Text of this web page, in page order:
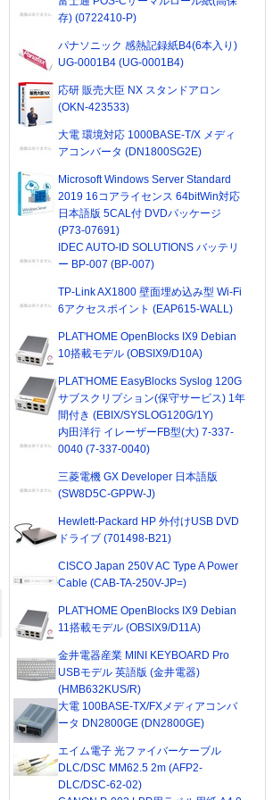
存) (0722410-P)
パナソニック 感熱記録紙B4(6本入り)
UG-0001B4 (UG-0001B4)
応研 販売大臣 NX スタンドアロン
(OKN-423533)
大電 環境対応 1000BASE-T/X メディ
アコンバータ (DN1800SG2E)
Microsoft Windows Server Standard
2019 16コアライセンス 64bitWin対応
日本語版 5CAL付 DVDパッケージ
(P73-07691)
IDEC AUTO-ID SOLUTIONS バッテリ
ー BP-007 (BP-007)
TP-Link AX1800 壁面埋め込み型 Wi-Fi
6アクセスポイント (EAP615-WALL)
PLAT'HOME OpenBlocks IX9 Debian
10搭載モデル (OBSIX9/D10A)
PLAT'HOME EasyBlocks Syslog 120G
サブスクリプション(保守サービス) 1年
間付き (EBIX/SYSLOG120G/1Y)
内田洋行 イレーザーFB型(大) 7-337-
0040 (7-337-0040)
三菱電機 GX Developer 日本語版
(SW8D5C-GPPW-J)
Hewlett-Packard HP 外付けUSB DVD
ドライブ (701498-B21)
CISCO Japan 250V AC Type A Power
Cable (CAB-TA-250V-JP=)
PLAT'HOME OpenBlocks IX9 Debian
11搭載モデル (OBSIX9/D11A)
金井電器産業 MINI KEYBOARD Pro
USBモデル 英語版 (金井電器)
(HMB632KUS/R)
大電 100BASE-TX/FXメディアコンバ
ータ DN2800GE (DN2800GE)
エイム電子 光ファイバーケーブル
DLC/DSC MM62.5 2m (AFP2-
DLC/DSC-62-02)